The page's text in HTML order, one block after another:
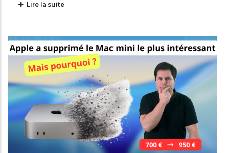
Lire la suite